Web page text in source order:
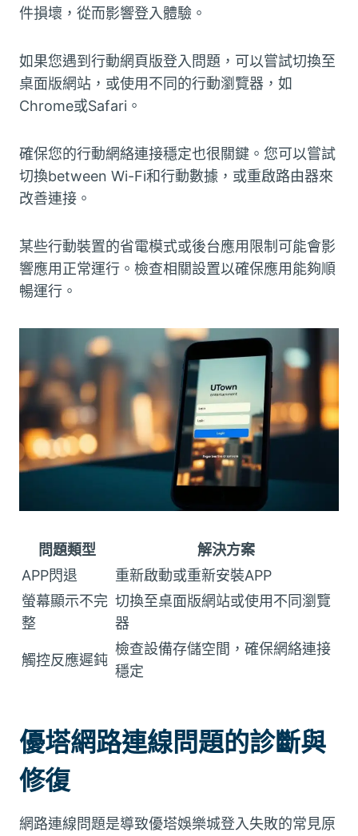
件損壞，從而影響登入體驗。
如果您遇到行動網頁版登入問題，可以嘗試切換至
桌面版網站，或使用不同的行動瀏覽器，如
Chrome或Safari。
確保您的行動網絡連接穩定也很關鍵。您可以嘗試
切換between Wi-Fi和行動數據，或重啟路由器來
改善連接。
某些行動裝置的省電模式或後台應用限制可能會影
響應用正常運行。檢查相關設置以確保應用能夠順
暢運行。
問題類型
解決方案
APP閃退
重新啟動或重新安裝APP
螢幕顯示不完
整
切換至桌面版網站或使用不同瀏覽
器
觸控反應遲鈍
檢查設備存儲空間，確保網絡連接
穩定
優塔網路連線問題的診斷與
修復
網路連線問題是導致優塔娛樂城登入失敗的常見原